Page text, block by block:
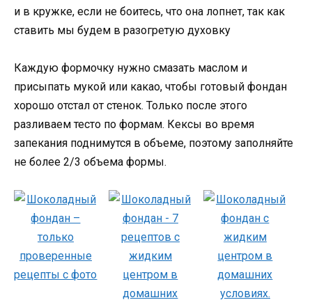
и в кружке, если не боитесь, что она лопнет, так как
ставить мы будем в разогретую духовку
Каждую формочку нужно смазать маслом и
присыпать мукой или какао, чтобы готовый фондан
хорошо отстал от стенок. Только после этого
разливаем тесто по формам. Кексы во время
запекания поднимутся в объеме, поэтому заполняйте
не более 2/3 объема формы.